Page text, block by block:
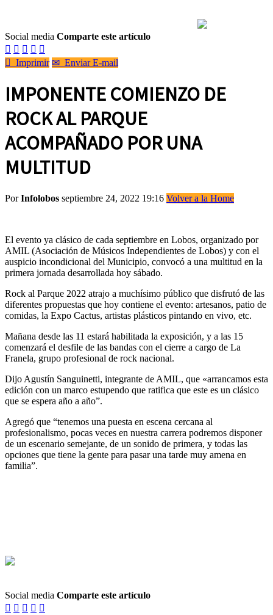
Social media Comparte este artículo
    
 Imprimir ✉ Enviar E-mail
IMPONENTE COMIENZO DE
ROCK AL PARQUE
ACOMPAÑADO POR UNA
MULTITUD
PorInfolobos septiembre 24, 2022 19:16 Volver a la Home
El evento ya clásico de cada septiembre en Lobos, organizado por
AMIL (Asociación de Músicos Independientes de Lobos) y con el
auspicio incondicional del Municipio, convocó a una multitud en la
primera jornada desarrollada hoy sábado.
Rock al Parque 2022 atrajo a muchísimo público que disfrutó de las
diferentes propuestas que hoy contiene el evento: artesanos, patio de
comidas, la Expo Cactus, artistas plásticos pintando en vivo, etc.
Mañana desde las 11 estará habilitada la exposición, y a las 15
comenzará el desfile de las bandas con el cierre a cargo de La
Franela, grupo profesional de rock nacional.
Dijo Agustín Sanguinetti, integrante de AMIL, que «arrancamos esta
edición con un marco estupendo que ratifica que este es un clásico
que se espera año a año”.
Agregó que “tenemos una puesta en escena cercana al
profesionalismo, pocas veces en nuestra carrera podremos disponer
de un escenario semejante, de un sonido de primera, y todas las
opciones que tiene la gente para pasar una tarde muy amena en
familia”.
Social media Comparte este artículo
    